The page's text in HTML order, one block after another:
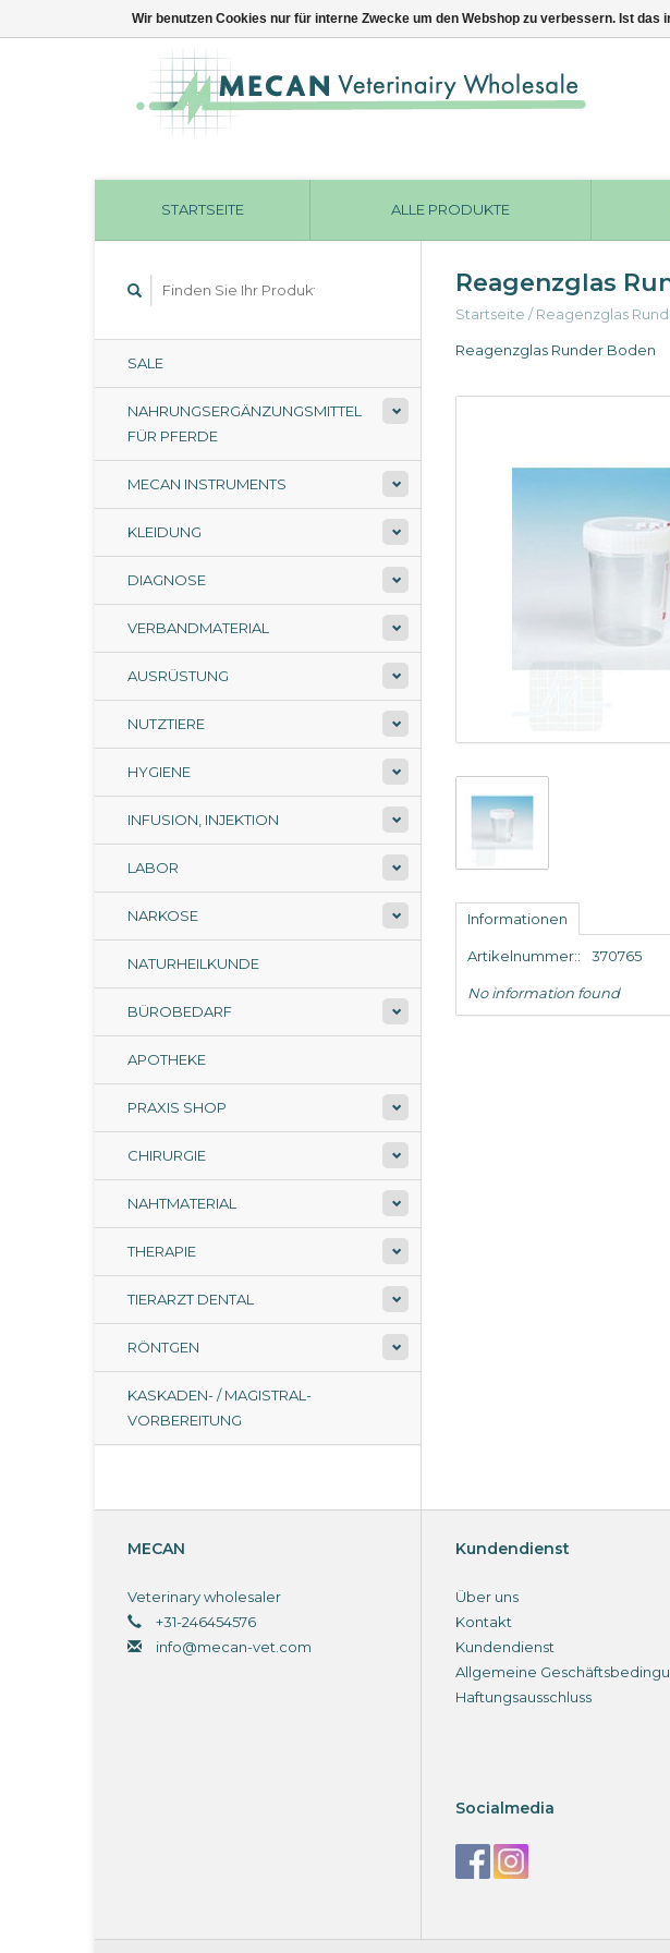
STARTSEITE ALLE PRODUKTE
SALE
NAHRUNGSERGÄNZUNGSMITTEL
FÜR PFERDE
MECAN INSTRUMENTS
KLEIDUNG
DIAGNOSE
VERBANDMATERIAL
AUSRÜSTUNG
NUTZTIERE
HYGIENE
INFUSION, INJEKTION
LABOR
NARKOSE
NATURHEILKUNDE
BÜROBEDARF
APOTHEKE
PRAXIS SHOP
CHIRURGIE
NAHTMATERIAL
THERAPIE
TIERARZT DENTAL
RÖNTGEN
KASKADEN- / MAGISTRAL-
VORBEREITUNG
Reagenzglas
Startseite /Reagenzglas
Reagenzglas Runder Boden
Informationen
Artikelnummer:: 370765
No information found
MECAN
Veterinary wholesaler
+31-246454576
info@mecan-vet.com
Kundendienst
Über uns
Kontakt
Kundendienst
Allgemeine
Haftungsausschluss
Socialmedia
Wir benutzen Cookies nur für interne Zwecke um den Webshop zu verbessern. Ist das